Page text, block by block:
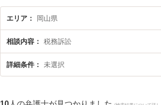
のトラブルを今すぐに弁護士に相談したい』『税務訴訟の
相談予約したい』などでお困りの相談者さんにおすすめです
エリア 岡山県
相談内容 税務訴訟
詳細条件 未選択